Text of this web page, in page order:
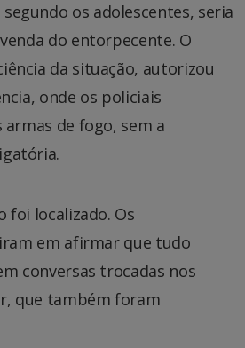
os adolescentes, seria
do entorpecente. O
da situação, autorizou
onde os policiais
armas de fogo, sem a
foi localizado. Os
em afirmar que tudo
conversas trocadas nos
que também foram